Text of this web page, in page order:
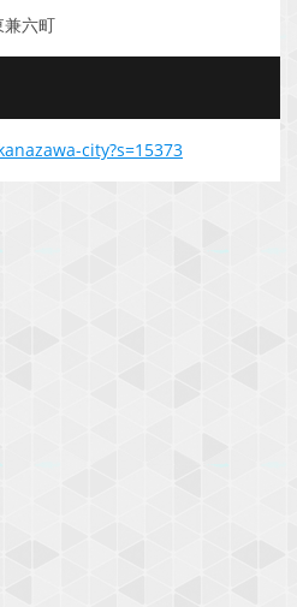
六町
city?s=15373